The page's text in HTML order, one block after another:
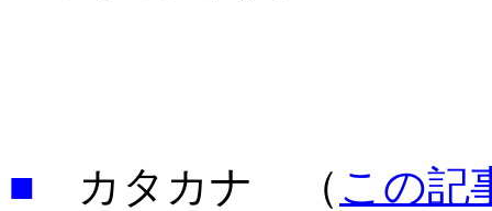
■ カタカナ （ この記